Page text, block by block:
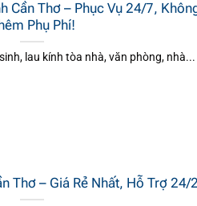
Cần Thơ – Phục Vụ 24/7,
Phụ Phí!
lau kính tòa nhà, văn phòng, nhà...
Thơ – Giá Rẻ Nhất, Hỗ Trợ 24/